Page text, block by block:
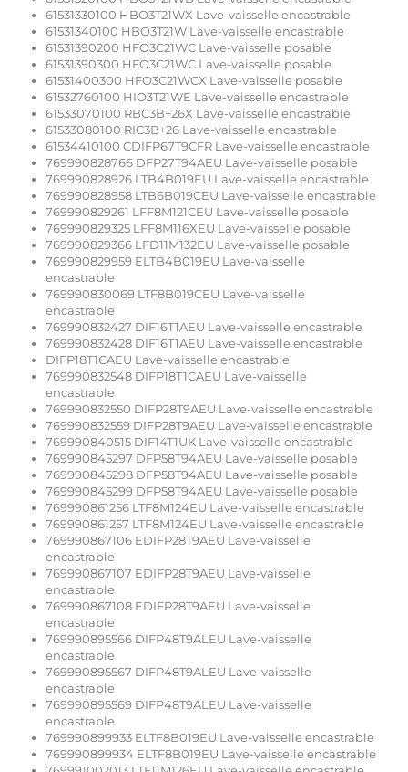
61531330100 HBO3T21WX Lave-vaisselle encastrable
61531340100 HBO3T21W Lave-vaisselle encastrable
61531390200 HFO3C21WC Lave-vaisselle posable
61531390300 HFO3C21WC Lave-vaisselle posable
61531400300 HFO3C21WCX Lave-vaisselle posable
61532760100 HIO3T21WE Lave-vaisselle encastrable
61533070100 RBC3B+26X Lave-vaisselle encastrable
61533080100 RIC3B+26 Lave-vaisselle encastrable
61534410100 CDIFP67T9CFR Lave-vaisselle encastrable
769990828766 DFP27T94AEU Lave-vaisselle posable
769990828926 LTB4B019EU Lave-vaisselle encastrable
769990828958 LTB6B019CEU Lave-vaisselle encastrable
769990829261 LFF8M121CEU Lave-vaisselle posable
769990829325 LFF8M116XEU Lave-vaisselle posable
769990829366 LFD11M132EU Lave-vaisselle posable
769990829959 ELTB4B019EU Lave-vaisselle
encastrable
769990830069 LTF8B019CEU Lave-vaisselle
encastrable
769990832427 DIF16T1AEU Lave-vaisselle encastrable
769990832428 DIF16T1AEU Lave-vaisselle encastrable
DIFP18T1CAEU Lave-vaisselle encastrable
769990832548 DIFP18T1CAEU Lave-vaisselle
encastrable
769990832550 DIFP28T9AEU Lave-vaisselle encastrable
769990832559 DIFP28T9AEU Lave-vaisselle encastrable
769990840515 DIF14T1UK Lave-vaisselle encastrable
769990845297 DFP58T94AEU Lave-vaisselle posable
769990845298 DFP58T94AEU Lave-vaisselle posable
769990845299 DFP58T94AEU Lave-vaisselle posable
769990861256 LTF8M124EU Lave-vaisselle encastrable
769990861257 LTF8M124EU Lave-vaisselle encastrable
769990867106 EDIFP28T9AEU Lave-vaisselle
encastrable
769990867107 EDIFP28T9AEU Lave-vaisselle
encastrable
769990867108 EDIFP28T9AEU Lave-vaisselle
encastrable
769990895566 DIFP48T9ALEU Lave-vaisselle
encastrable
769990895567 DIFP48T9ALEU Lave-vaisselle
encastrable
769990895569 DIFP48T9ALEU Lave-vaisselle
encastrable
769990899933 ELTF8B019EU Lave-vaisselle encastrable
769990899934 ELTF8B019EU Lave-vaisselle encastrable